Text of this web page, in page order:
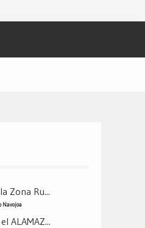
Zona Ru...
Navojoa
ALAMAZ...